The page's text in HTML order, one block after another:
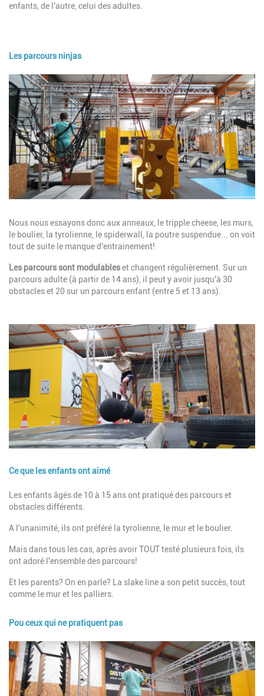
enfants, de l'autre, celui des adultes.
Les parcours ninjas
Image
Description
Nous nous essayons donc aux anneaux, le tripple cheese, les murs,
le boulier, la tyrolienne, le spiderwall, la poutre suspendue... on voit
tout de suite le manque d'entrainement!
Les parcours sont modulableset changent régulièrement. Sur un
parcours adulte (à partir de 14 ans), il peut y avoir jusqu'à 30
obstacles et 20 sur un parcours enfant (entre 5 et 13 ans).
Image
Ce que les enfants ont aimé
Description
Les enfants âgés de 10 à 15 ans ont pratiqué des parcours et
obstacles différents.
A l'unanimité, ils ont préféré la tyrolienne, le mur et le boulier.
Mais dans tous les cas, après avoir TOUT testé plusieurs fois, ils
ont adoré l'ensemble des parcours!
Et les parents? On en parle? La slake line a son petit succès, tout
comme le mur et les palliers.
Pou ceux qui ne pratiquent pas
Image